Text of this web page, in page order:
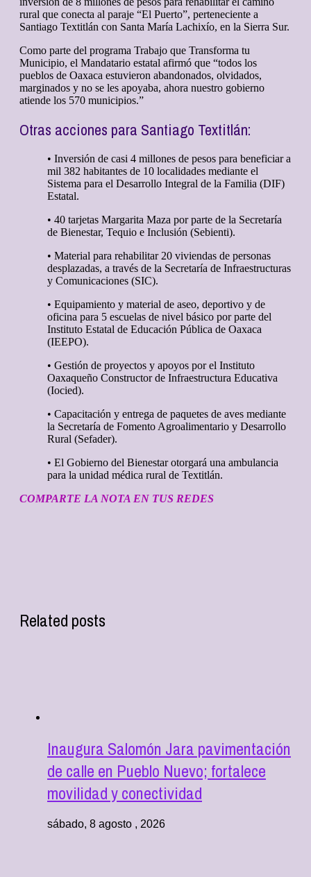
rural que conecta al paraje “El Puerto”, perteneciente a
Santiago Textitlán con Santa María Lachixío, en la Sierra Sur.
Como parte del programa Trabajo que Transforma tu
Municipio, el Mandatario estatal afirmó que “todos los
pueblos de Oaxaca estuvieron abandonados, olvidados,
marginados y no se les apoyaba, ahora nuestro gobierno
atiende los 570 municipios.”
Otras acciones para Santiago Textitlán:
• Inversión de casi 4 millones de pesos para beneficiar a
mil 382 habitantes de 10 localidades mediante el
Sistema para el Desarrollo Integral de la Familia (DIF)
Estatal.
• 40 tarjetas Margarita Maza por parte de la Secretaría
de Bienestar, Tequio e Inclusión (Sebienti).
• Material para rehabilitar 20 viviendas de personas
desplazadas, a través de la Secretaría de Infraestructuras
y Comunicaciones (SIC).
• Equipamiento y material de aseo, deportivo y de
oficina para 5 escuelas de nivel básico por parte del
Instituto Estatal de Educación Pública de Oaxaca
(IEEPO).
• Gestión de proyectos y apoyos por el Instituto
Oaxaqueño Constructor de Infraestructura Educativa
(Iocied).
• Capacitación y entrega de paquetes de aves mediante
la Secretaría de Fomento Agroalimentario y Desarrollo
Rural (Sefader).
• El Gobierno del Bienestar otorgará una ambulancia
para la unidad médica rural de Textitlán.
COMPARTE LA NOTA EN TUS REDES
Related posts
Inaugura Salomón Jara pavimentación
de calle en Pueblo Nuevo; fortalece
movilidad y conectividad
sábado, 8 agosto , 2026